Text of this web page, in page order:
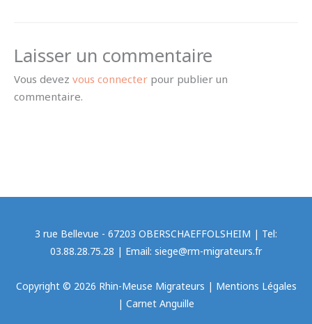
Laisser un commentaire
Vous devez vous connecter pour publier un
commentaire.
3 rue Bellevue - 67203 OBERSCHAEFFOLSHEIM | Tel:
03.88.28.75.28 | Email: siege@rm-migrateurs.fr
Copyright © 2026 Rhin-Meuse Migrateurs | Mentions Légales
| Carnet Anguille